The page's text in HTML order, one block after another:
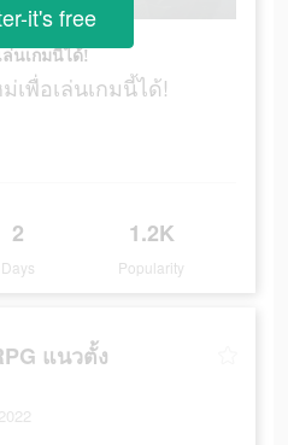
นเกมนี้ได้!
พื่อเล่นเกมนี้ได้!
2
Days
1.2K
Popularity
it's free
แนวตั้ง